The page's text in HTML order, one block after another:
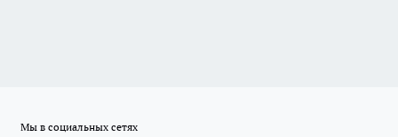
Мы в социальных сетях